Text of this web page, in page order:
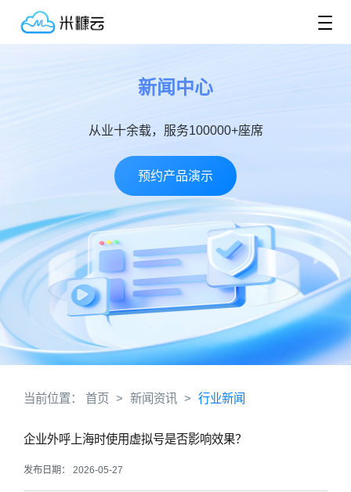
新闻中心
从业十余载，服务100000+座席
预约产品演示
当前位置： 首页 > 新闻资讯 > 行业新闻
企业外呼上海时使用虚拟号是否影响效果？
发布日期： 2026-05-27